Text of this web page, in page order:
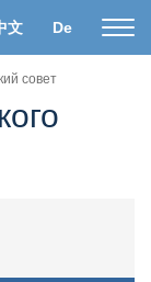
文 De
совет